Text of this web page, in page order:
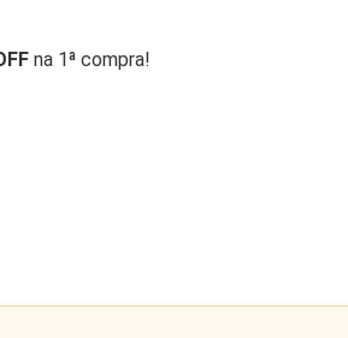
na 1ª compra!